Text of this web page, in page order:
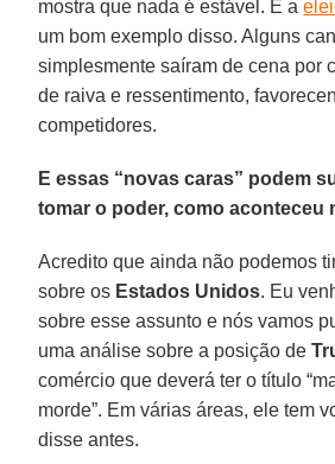
mostra que nada é estável. E a
um bom exemplo disso. Alguns
simplesmente saíram de cena por
de raiva e ressentimento,
competidores.
E essas “novas caras” podem
tomar o poder, como aconteceu
Acredito que ainda não podemos
sobre os Estados Unidos. Eu
sobre esse assunto e nós vamos
uma análise sobre a posição de
comércio que deverá ter o título
morde”. Em várias áreas, ele tem
disse antes.